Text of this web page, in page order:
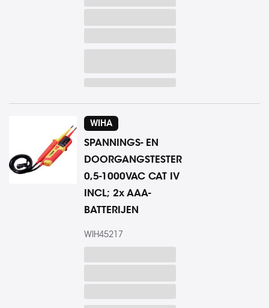
WIHA
SPANNINGS- EN
DOORGANGSTESTER
0,5-1000VAC CAT IV
INCL; 2x AAA-
BATTERIJEN
WIH45217